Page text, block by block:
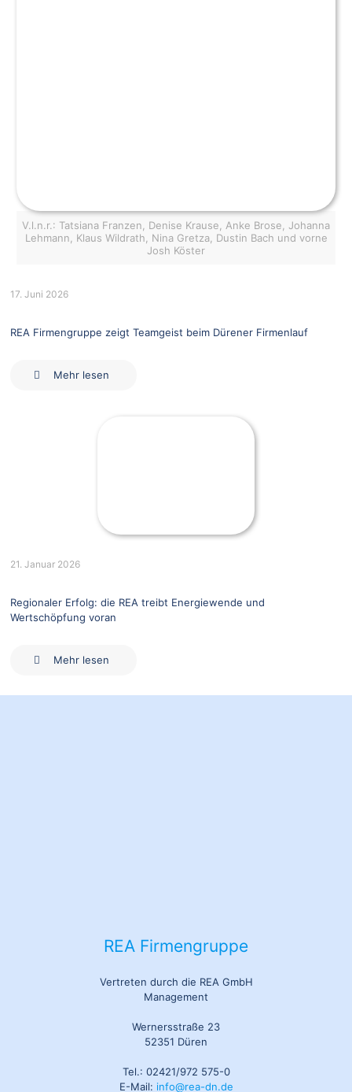
V.l.n.r.: Tatsiana Franzen, Denise Krause, Anke Brose, Johanna
Lehmann, Klaus Wildrath, Nina Gretza, Dustin Bach und vorne
Josh Köster
17. Juni 2026
REA Firmengruppe zeigt Teamgeist beim Dürener Firmenlauf
Mehr lesen
21. Januar 2026
Regionaler Erfolg: die REA treibt Energiewende und
Wertschöpfung voran
Mehr lesen
REA Firmengruppe
Vertreten durch die REA GmbH
Management
Wernersstraße 23
52351 Düren
Tel.: 02421/972 575-0
E-Mail: info@rea-dn.de